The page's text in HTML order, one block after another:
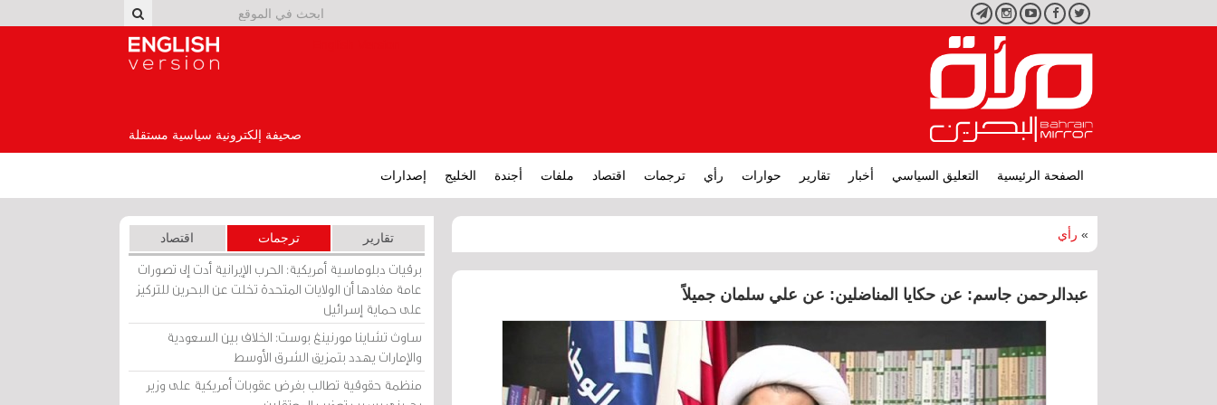
تويتر فيسبوكيوتيوبانستجرامتليجرام
صحيفة إلكترونية سياسية مستقلة
الصفحة الرئيسية التعليق السياسي أخبار تقارير حوارات رأي ترجمات اقتصاد ملفات أجندة الخليج إصدارات
» رأي
عبدالرحمن جاسم: عن حكايا المناضلين: عن علي سلمان جميلاً
تقارير ترجمات اقتصاد
برقيات دبلوماسية أمريكية: الحرب الإيرانية أدت إلى تصورات
عامة مفادها أن الولايات المتحدة تخلت عن البحرين للتركيز
على حماية إسرائيل
ساوث تشاينا مورنينغ بوست: الخلاف بين السعودية
والإمارات يهدد بتمزيق الشرق الأوسط
منظمة حقوقية تطالب بفرض عقوبات أمريكية على وزير